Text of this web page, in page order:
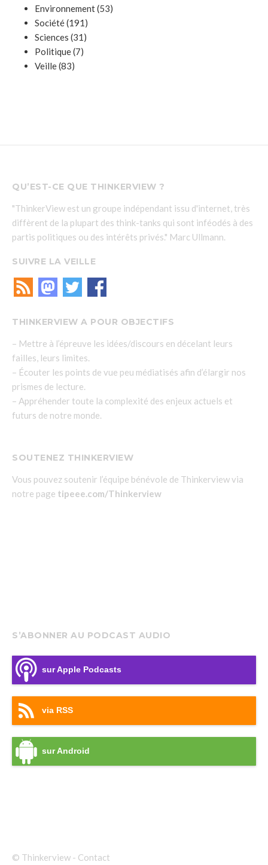
Environnement(53)
Société(191)
Sciences (31)
Politique(7)
Veille(83)
QU’EST-CE QUE THINKERVIEW ?
"ThinkerView est un groupe indépendant issu d'internet, très
diffèrent de la plupart des think-tanks qui sont inféodés à des
partis politiques ou des intérêts privés." Marc Ullmann.
SUIVRE LA VEILLE
THINKERVIEW A POUR OBJECTIFS
– Mettre à l’épreuve les idées/discours en décelant leurs
failles, leurs limites.
– Écouter les points de vue peu médiatisés afin d’élargir nos
prismes de lecture.
– Appréhender toute la complexité des enjeux actuels et
futurs de notre monde.
SOUTENEZ THINKERVIEW
Vous pouvez soutenir l’équipe bénévole de Thinkerview via
notre page tipeee.com/Thinkerview
S’ABONNER AU PODCAST AUDIO
sur Apple Podcasts
via RSS
sur Android
© Thinkerview - Contact